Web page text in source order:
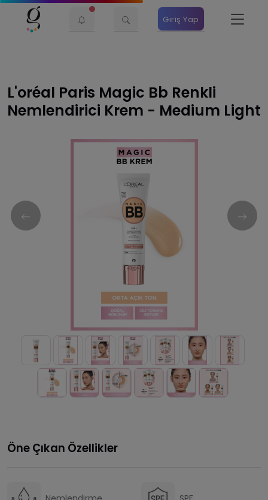
Giriş Yap
L'oréal Paris Magic Bb Renkli
Nemlendirici Krem - Medium Light
Öne Çıkan Özellikler